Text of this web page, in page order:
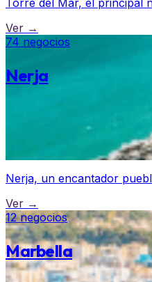
Torre del Mar, el principal
Ver →
74 negocios
Nerja
Nerja, un encantador
Ver →
12 negocios
Marbella